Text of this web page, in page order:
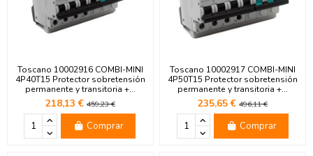
Toscano 10002916 COMBI-MINI
4P40T15 Protector sobretensión
permanente y transitoria +...
218,13 €459,23 €
Comprar
Toscano 10002917 COMBI-MINI
4P50T15 Protector sobretensión
permanente y transitoria +...
235,65 €496,11 €
Comprar